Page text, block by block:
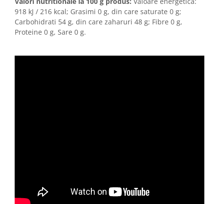
918 kJ / 216 kcal; Grasimi 0 g, din care saturate 0 g;
Carbohidrati 54 g, din care zaharuri 48 g; Fibre 0 g,
Proteine 0 g, Sare 0 g.